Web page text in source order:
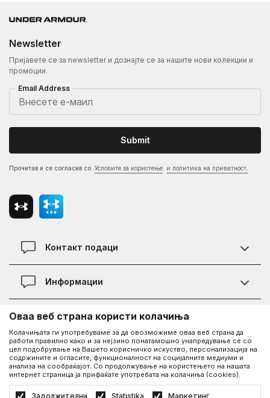
Newsletter
Пријавете се за newsletter и дознајте се за нашите нови колекции и
промоции.
Email Address
Submit
Прочитав и се согласив со Условите за користење и политика на приватност.
Контакт подаци
Контакт
Информации
Политика на приватност
Најчести прашања
Информации за Under Armour
За нас - приказната за Under Armour
Дознајте повеќе за UA
Вработување
UA Social
Facebook
©2026www.underarmour.mk, ИзработкаNB SOFT. Сите права задржани.
Оваа веб страна користи колачиња
Колачињата ги употребуваме за да овозможиме оваа веб страна да
работи правилно како и за нејзино понатамошно унапредување се со
цел подобрување на Вашето корисничко искуство, персонализација на
содржините и огласите, функционалност на социјалните медиуми и
анализа на сообраќајот. Со продолжување на користењето на нашата
интернет страница ја прифаќате употребата на колачиња (cookies).
Задолжителни Statistika Маркетинг